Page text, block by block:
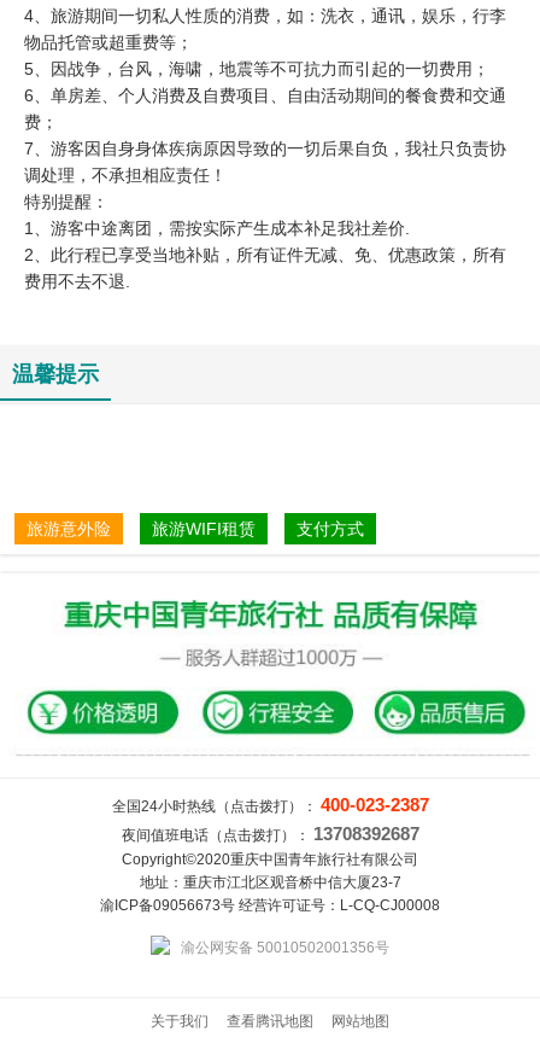
4、旅游期间一切私人性质的消费，如：洗衣，通讯，娱乐，行李
物品托管或超重费等；
5、因战争，台风，海啸，地震等不可抗力而引起的一切费用；
6、单房差、个人消费及自费项目、自由活动期间的餐食费和交通
费；
7、游客因自身身体疾病原因导致的一切后果自负，我社只负责协
调处理，不承担相应责任！
特别提醒：
1、游客中途离团，需按实际产生成本补足我社差价.
2、此行程已享受当地补贴，所有证件无减、免、优惠政策，所有
费用不去不退.
温馨提示
旅游意外险 旅游WIFI租赁 支付方式
全国24小时热线（点击拨打）： 400-023-2387
夜间值班电话（点击拨打）： 13708392687
Copyright©2020重庆中国青年旅行社有限公司
地址：重庆市江北区观音桥中信大厦23-7
渝ICP备09056673号 经营许可证号：L-CQ-CJ00008
渝公网安备 50010502001356号
关于我们 查看腾讯地图 网站地图